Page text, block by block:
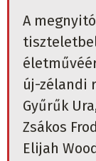
A
új-zélandi
Gyűrűk
Zsákos
Elijah